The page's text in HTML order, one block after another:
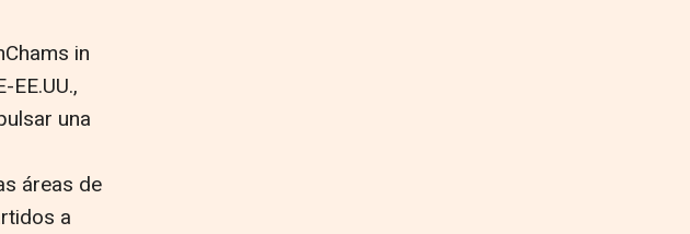
in
una
áreas de
a